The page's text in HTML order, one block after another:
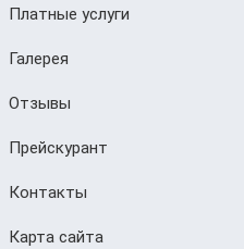
Платные услуги
Галерея
Отзывы
Прейскурант
Контакты
Карта сайта